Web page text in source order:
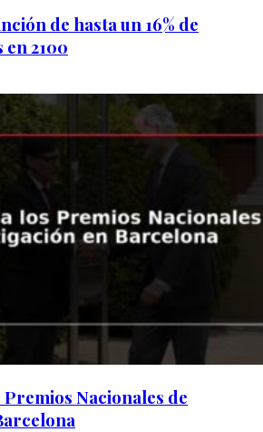
de hasta un 16% de
en 2100
Nacionales de